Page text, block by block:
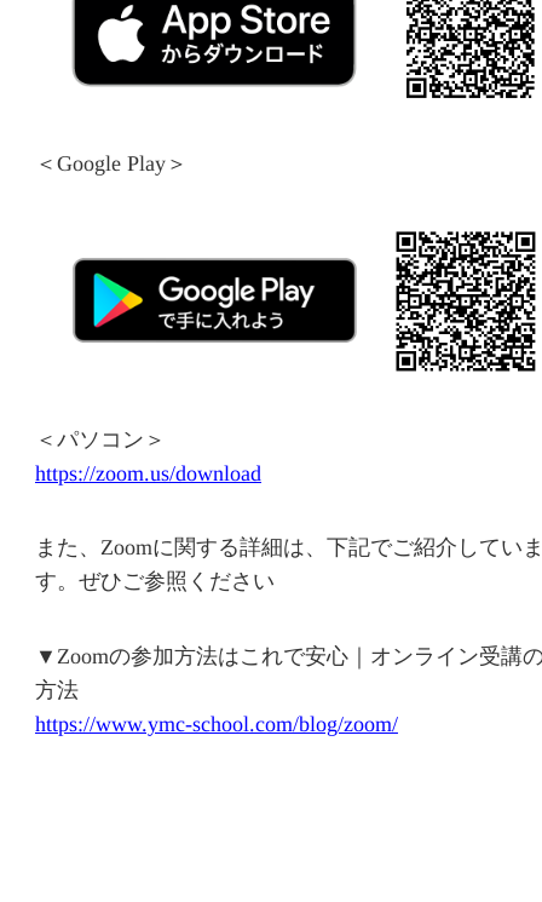
＜Google Play＞
＜パソコン＞
https://zoom.us/download
また、Zoomに関する詳細は、下記でご紹介してい
す。ぜひご参照ください
▼Zoomの参加方法はこれで安心｜オンライン受講
方法
https://www.ymc-school.com/blog/zoom/